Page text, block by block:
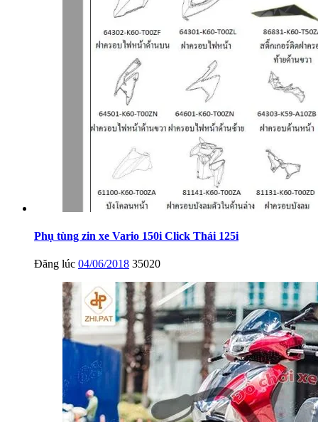
Phụ tùng zin xe Vario 150i Click Thái 125i
Đăng lúc 04/06/2018 35020